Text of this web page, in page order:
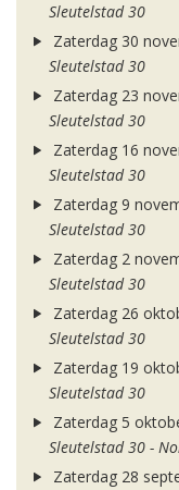
Sleutelstad 30
Zaterdag 30
Sleutelstad 30
Zaterdag 23
Sleutelstad 30
Zaterdag 16
Sleutelstad 30
Zaterdag 9
Sleutelstad 30
Zaterdag 2
Sleutelstad 30
Zaterdag 26
Sleutelstad 30
Zaterdag 19
Sleutelstad 30
Zaterdag 5
Sleutelstad 30 -
Zaterdag 28